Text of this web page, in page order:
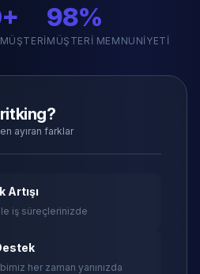
98%
MÜŞTERI MEMNUNIYETI
ayıran farklar
Artışı
iş süreçlerinizde
her zaman yanınızda